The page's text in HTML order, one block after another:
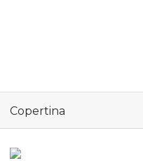
Copertina